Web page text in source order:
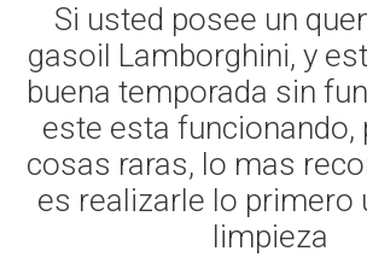
Si usted posee un
gasoil Lamborghini, y
buena temporada sin
este esta funcionando,
cosas raras, lo mas
es realizarle lo primero
limpieza